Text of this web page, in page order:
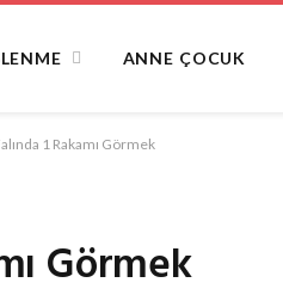
ANNE ÇOCUK
1 Rakamı Görmek
Görmek